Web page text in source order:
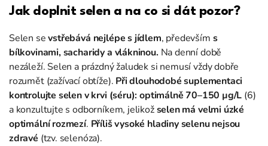
Jak doplnit selen a na co si dát pozor?
Selen sevstřebává nejlépe s jídlem, především s
bílkovinami, sacharidy a vlákninou. Na denní době
nezáleží. Selen a prázdný žaludek si nemusí vždy dobře
rozumět (zažívací obtíže). Při dlouhodobé suplementaci
kontrolujte selen v krvi (séru): optimálně 70–150 µg/L (6)
a konzultujte s odborníkem, jelikožselen má velmi úzké
optimální rozmezí. Příliš vysoké hladiny selenu nejsou
zdravé (tzv. selenóza).